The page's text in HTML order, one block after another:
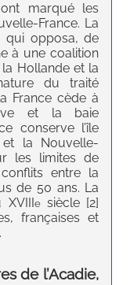
marqué les
France. La
qui opposa, de
à une coalition
la Hollande et la
du traité
France cède à
et la baie
conserve l’île
et la Nouvelle-
les limites de
entre la
de 50 ans. La
esiècle [2]
françaises et
de l’Acadie,